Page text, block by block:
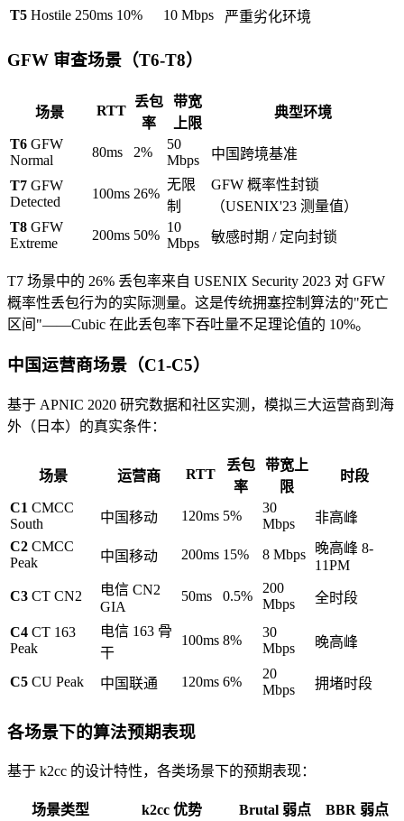
T5 Hostile 250ms 10% 10 Mbps 严重劣化环境
GFW 审查场景（T6-T8）
场景 RTT
丢包
率
带宽
上限
典型环境
T6 GFW
Normal
80ms 2%
50
Mbps
中国跨境基准
T7 GFW
Detected
100ms 26%
无限
制
GFW 概率性封锁
（USENIX'23 测量值）
T8 GFW
Extreme
200ms 50%
10
Mbps
敏感时期 / 定向封锁
T7 场景中的 26% 丢包率来自 USENIX Security 2023 对 GFW
概率性丢包行为的实际测量。这是传统拥塞控制算法的"死亡
区间"——Cubic 在此丢包率下吞吐量不足理论值的 10%。
中国运营商场景（C1-C5）
基于 APNIC 2020 研究数据和社区实测，模拟三大运营商到海
外（日本）的真实条件：
场景 运营商 RTT
丢包
率
带宽上
限
时段
C1 CMCC
South
中国移动 120ms 5%
30
Mbps
非高峰
C2 CMCC
Peak
中国移动 200ms 15% 8 Mbps
晚高峰 8-
11PM
C3 CT CN2
电信 CN2
GIA
50ms 0.5%
200
Mbps
全时段
C4 CT 163
Peak
电信 163 骨
干
100ms 8%
30
Mbps
晚高峰
C5 CU Peak 中国联通 120ms 6%
20
Mbps
拥堵时段
各场景下的算法预期表现
基于 k2cc 的设计特性，各类场景下的预期表现：
场景类型 k2cc 优势 Brutal 弱点 BBR 弱点